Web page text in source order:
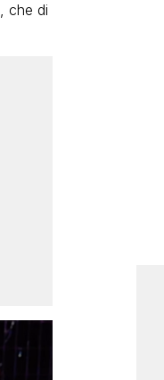
che ditutto:
state una